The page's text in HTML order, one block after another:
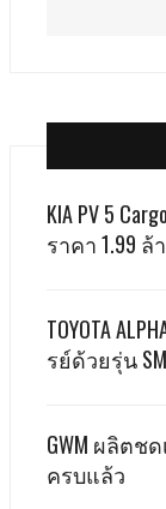
KIA PV 5
ราคา 1.99
TOYOTA
รย์ด้วยรุ่น
GWM ผลิตช
ครบแล้ว